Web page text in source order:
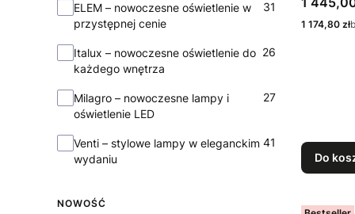
ELEM – nowoczesne oświetlenie w
przystępnej cenie
31
Italux – nowoczesne oświetlenie do
każdego wnętrza
26
Milagro – nowoczesne lampy i
oświetlenie LED
27
Venti – stylowe lampy w eleganckim
wydaniu
41
NOWOŚĆ
Cena
1 174,80 zł
Do